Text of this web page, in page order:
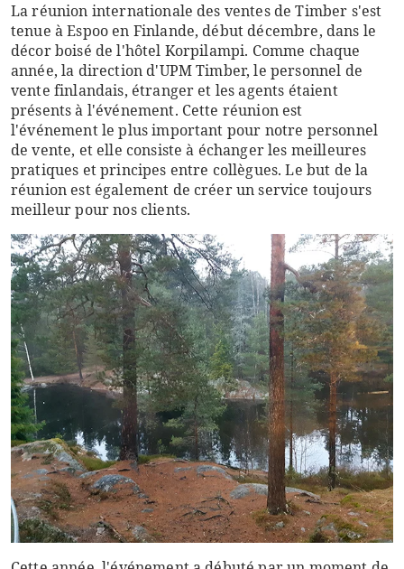
La réunion internationale des ventes de Timber s'est
tenue à Espoo en Finlande, début décembre, dans le
décor boisé de l'hôtel Korpilampi. Comme chaque
année, la direction d'UPM Timber, le personnel de
vente finlandais, étranger et les agents étaient
présents à l'événement. Cette réunion est
l'événement le plus important pour notre personnel
de vente, et elle consiste à échanger les meilleures
pratiques et principes entre collègues. Le but de la
réunion est également de créer un service toujours
meilleur pour nos clients.